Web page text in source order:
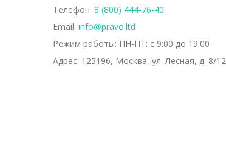
Телефон: 8 (800) 444-76-40
Email: info@pravo.ltd
Режим работы: ПН-ПТ: с 9:00 до 19:00
Адрес: 125196, Москва, ул. Лесная, д. 8/12